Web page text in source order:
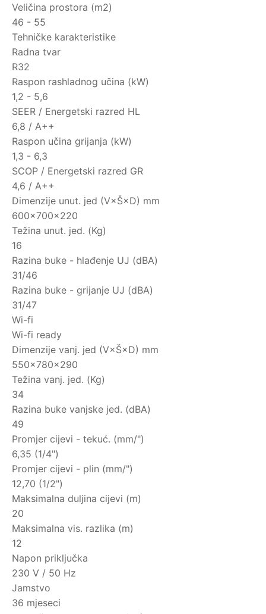
Veličina prostora (m2)
46 - 55
Tehničke karakteristike
Radna tvar
R32
Raspon rashladnog učina (kW)
1,2 - 5,6
SEER / Energetski razred HL
6,8 / A++
Raspon učina grijanja (kW)
1,3 - 6,3
SCOP / Energetski razred GR
4,6 / A++
Dimenzije unut. jed (V×Š×D) mm
600×700×220
Težina unut. jed. (Kg)
16
Razina buke - hlađenje UJ (dBA)
31/46
Razina buke - grijanje UJ (dBA)
31/47
Wi-fi
Wi-fi ready
Dimenzije vanj. jed (V×Š×D) mm
550×780×290
Težina vanj. jed. (Kg)
34
Razina buke vanjske jed. (dBA)
49
Promjer cijevi - tekuć. (mm/")
6,35 (1/4")
Promjer cijevi - plin (mm/")
12,70 (1/2")
Maksimalna duljina cijevi (m)
20
Maksimalna vis. razlika (m)
12
Napon priključka
230 V / 50 Hz
Jamstvo
36 mjeseci